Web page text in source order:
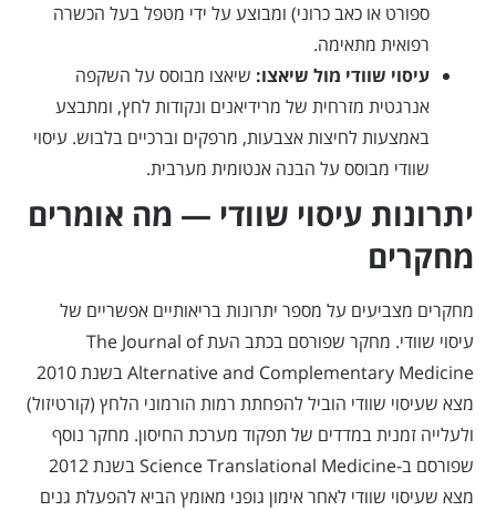
ספורט או כאב כרוני) ומבוצע על ידי מטפל בעל הכשרה
רפואית מתאימה.
עיסוי שוודי מול שיאצו: שיאצו מבוסס על השקפה
אנרגטית מזרחית של מרידיאנים ונקודות לחץ, ומתבצע
באמצעות לחיצות אצבעות, מרפקים וברכיים בלבוש. עיסוי
שוודי מבוסס על הבנה אנטומית מערבית.
יתרונות עיסוי שוודי — מה אומרים
מחקרים
מחקרים מצביעים על מספר יתרונות בריאותיים אפשריים של
עיסוי שוודי. מחקר שפורסם בכתב העת The Journal of
Alternative and Complementary Medicine בשנת 2010
מצא שעיסוי שוודי הוביל להפחתת רמות הורמוני הלחץ (קורטיזול)
ולעלייה זמנית במדדים של תפקוד מערכת החיסון. מחקר נוסף
שפורסם ב-Science Translational Medicine בשנת 2012
מצא שעיסוי שוודי לאחר אימון גופני מאומץ הביא להפעלת גנים